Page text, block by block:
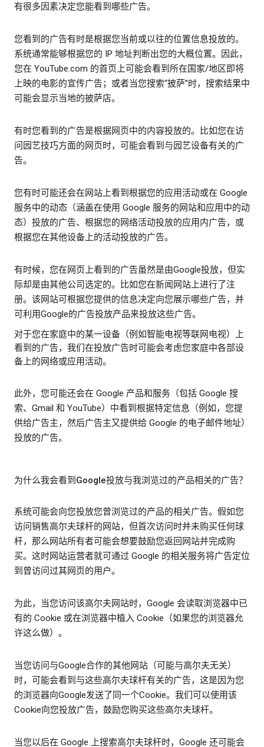
有很多因素决定您能看到哪些广告。
您看到的广告有时是根据您当前或以往的位置信息投放的。
系统通常能够根据您的 IP 地址判断出您的大概位置。因此，
您在 YouTube.com 的首页上可能会看到所在国家/地区即将
上映的电影的宣传广告；或者当您搜索“披萨”时，搜索结果中
可能会显示当地的披萨店。
有时您看到的广告是根据网页中的内容投放的。比如您在访
问园艺技巧方面的网页时，可能会看到与园艺设备有关的广
告。
您有时可能还会在网站上看到根据您的应用活动或在 Google
服务中的动态（涵盖在使用 Google 服务的网站和应用中的动
态）投放的广告、根据您的网络活动投放的应用内广告，或
根据您在其他设备上的活动投放的广告。
有时候，您在网页上看到的广告虽然是由Google投放，但实
际却是由其他公司选定的。比如您在新闻网站上进行了注
册。该网站可根据您提供的信息决定向您展示哪些广告，并
可利用Google的广告投放产品来投放这些广告。
对于您在家庭中的某一设备（例如智能电视等联网电视）上
看到的广告，我们在投放广告时可能会考虑您家庭中各部设
备上的网络或应用活动。
此外，您可能还会在 Google 产品和服务（包括 Google 搜
索、Gmail 和 YouTube）中看到根据特定信息（例如，您提
供给广告主，然后广告主又提供给 Google 的电子邮件地址）
投放的广告。
为什么我会看到Google投放与我浏览过的产品相关的广告？
系统可能会向您投放您曾浏览过的产品的相关广告。假如您
访问销售高尔夫球杆的网站，但首次访问时并未购买任何球
杆，那么网站所有者可能会想要鼓励您返回网站并完成购
买。这时网站运营者就可通过 Google 的相关服务将广告定位
到曾访问过其网页的用户。
为此，当您访问该高尔夫网站时，Google 会读取浏览器中已
有的 Cookie 或在浏览器中植入 Cookie（如果您的浏览器允
许这么做）。
当您访问与Google合作的其他网站（可能与高尔夫无关）
时，可能会看到与这些高尔夫球杆有关的广告，这是因为您
的浏览器向Google发送了同一个Cookie。我们可以使用该
Cookie向您投放广告，鼓励您购买这些高尔夫球杆。
当您以后在 Google 上搜索高尔夫球杆时，Google 还可能会